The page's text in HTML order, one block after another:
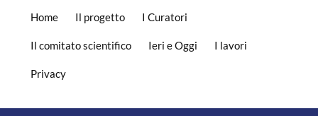
Home Il progetto I Curatori
Il comitato scientifico Ieri e Oggi I lavori
Privacy